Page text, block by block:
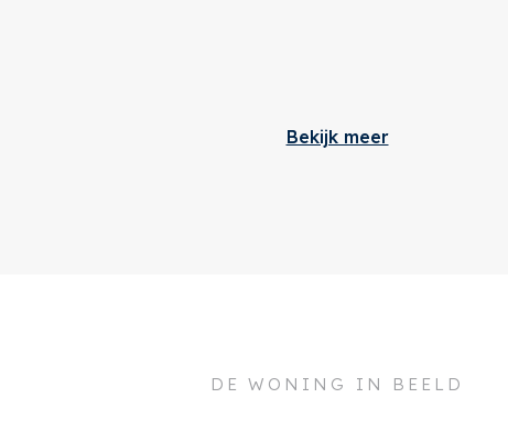
Soort appartement
Bekijk meer
DE WONING IN BEELD